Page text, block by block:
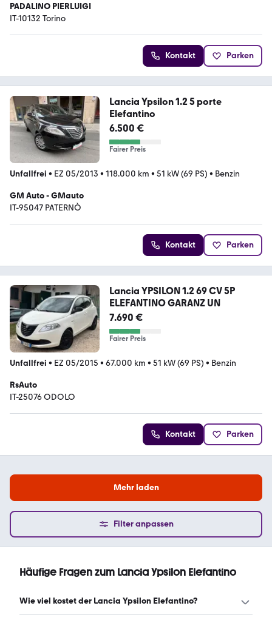
PADALINO PIERLUIGI
IT-10132 Torino
Kontakt Parken
Lancia Ypsilon 1.2 5 porte
Elefantino
6.500 €
Fairer Preis
Unfallfrei • EZ 05/2013 • 118.000 km • 51 kW (69 PS) • Benzin
GM Auto - GMauto
IT-95047 PATERNÒ
Kontakt Parken
Lancia YPSILON 1.2 69 CV 5P
ELEFANTINO GARANZ UN
7.690 €
Fairer Preis
Unfallfrei • EZ 05/2015 • 67.000 km • 51 kW (69 PS) • Benzin
RsAuto
IT-25076 ODOLO
Kontakt Parken
Mehr laden
Filter anpassen
Häufige Fragen zum Lancia Ypsilon Elefantino
Wie viel kostet der Lancia Ypsilon Elefantino?